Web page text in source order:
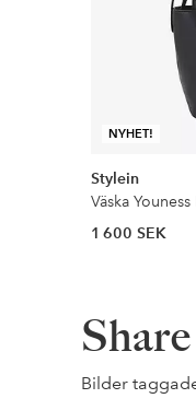
NYHET!
Stylein
Väska
1 600 SEK
Bilder